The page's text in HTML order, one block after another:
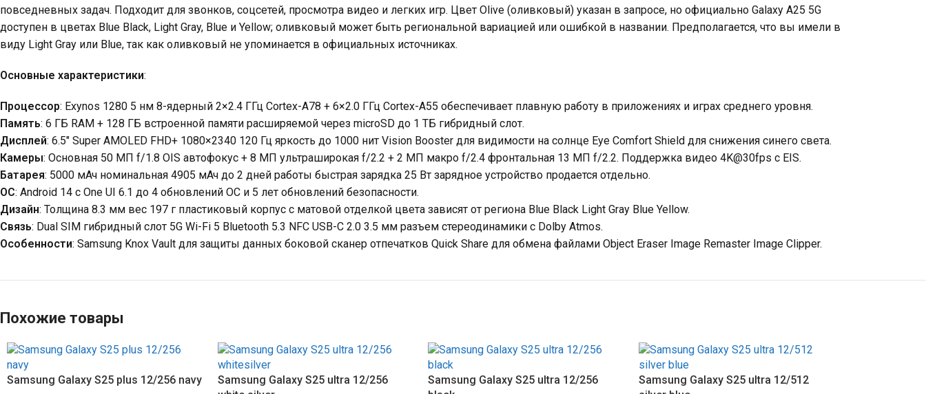
повседневных задач. Подходит для звонков, соцсетей, просмотра видео и легких игр. Цвет Olive (оливковый) указан в запросе, но официально Galaxy A25 5G
доступен в цветах Blue Black, Light Gray, Blue и Yellow; оливковый может быть региональной вариацией или ошибкой в названии. Предполагается, что вы имели в
виду Light Gray или Blue, так как оливковый не упоминается в официальных источниках.
Основные характеристики:
Процессор: Exynos 1280 5 нм 8-ядерный 2×2.4 ГГц Cortex-A78 + 6×2.0 ГГц Cortex-A55 обеспечивает плавную работу в приложениях и играх среднего уровня.
Память: 6 ГБ RAM + 128 ГБ встроенной памяти расширяемой через microSD до 1 ТБ гибридный слот.
Дисплей: 6.5″ Super AMOLED FHD+ 1080×2340 120 Гц яркость до 1000 нит Vision Booster для видимости на солнце Eye Comfort Shield для снижения синего света.
Камеры: Основная 50 МП f/1.8 OIS автофокус + 8 МП ультраширокая f/2.2 + 2 МП макро f/2.4 фронтальная 13 МП f/2.2. Поддержка видео 4K@30fps с EIS.
Батарея: 5000 мАч номинальная 4905 мАч до 2 дней работы быстрая зарядка 25 Вт зарядное устройство продается отдельно.
ОС: Android 14 с One UI 6.1 до 4 обновлений ОС и 5 лет обновлений безопасности.
Дизайн: Толщина 8.3 мм вес 197 г пластиковый корпус с матовой отделкой цвета зависят от региона Blue Black Light Gray Blue Yellow.
Связь: Dual SIM гибридный слот 5G Wi-Fi 5 Bluetooth 5.3 NFC USB-C 2.0 3.5 мм разъем стереодинамики с Dolby Atmos.
Особенности: Samsung Knox Vault для защиты данных боковой сканер отпечатков Quick Share для обмена файлами Object Eraser Image Remaster Image Clipper.
Похожие товары
Samsung Galaxy S25 plus 12/256 navy
Samsung Galaxy S25 ultra 12/256
Samsung Galaxy S25 ultra 12/256
Samsung Galaxy S25 ultra 12/512